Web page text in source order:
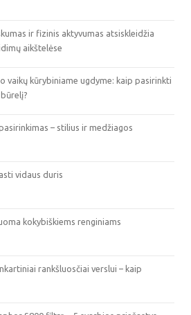
ir fizinis aktyvumas atsiskleidžia
aikštelėse
vaikų kūrybiniame ugdyme: kaip pasirinkti
– stilius ir medžiagos
vidaus duris
kokybiškiems renginiams
rankšluosčiai verslui – kaip